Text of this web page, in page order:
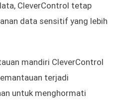
CleverControl tetap
data sensitif yang lebih
mandiri CleverControl
terjadi
untuk menghormati